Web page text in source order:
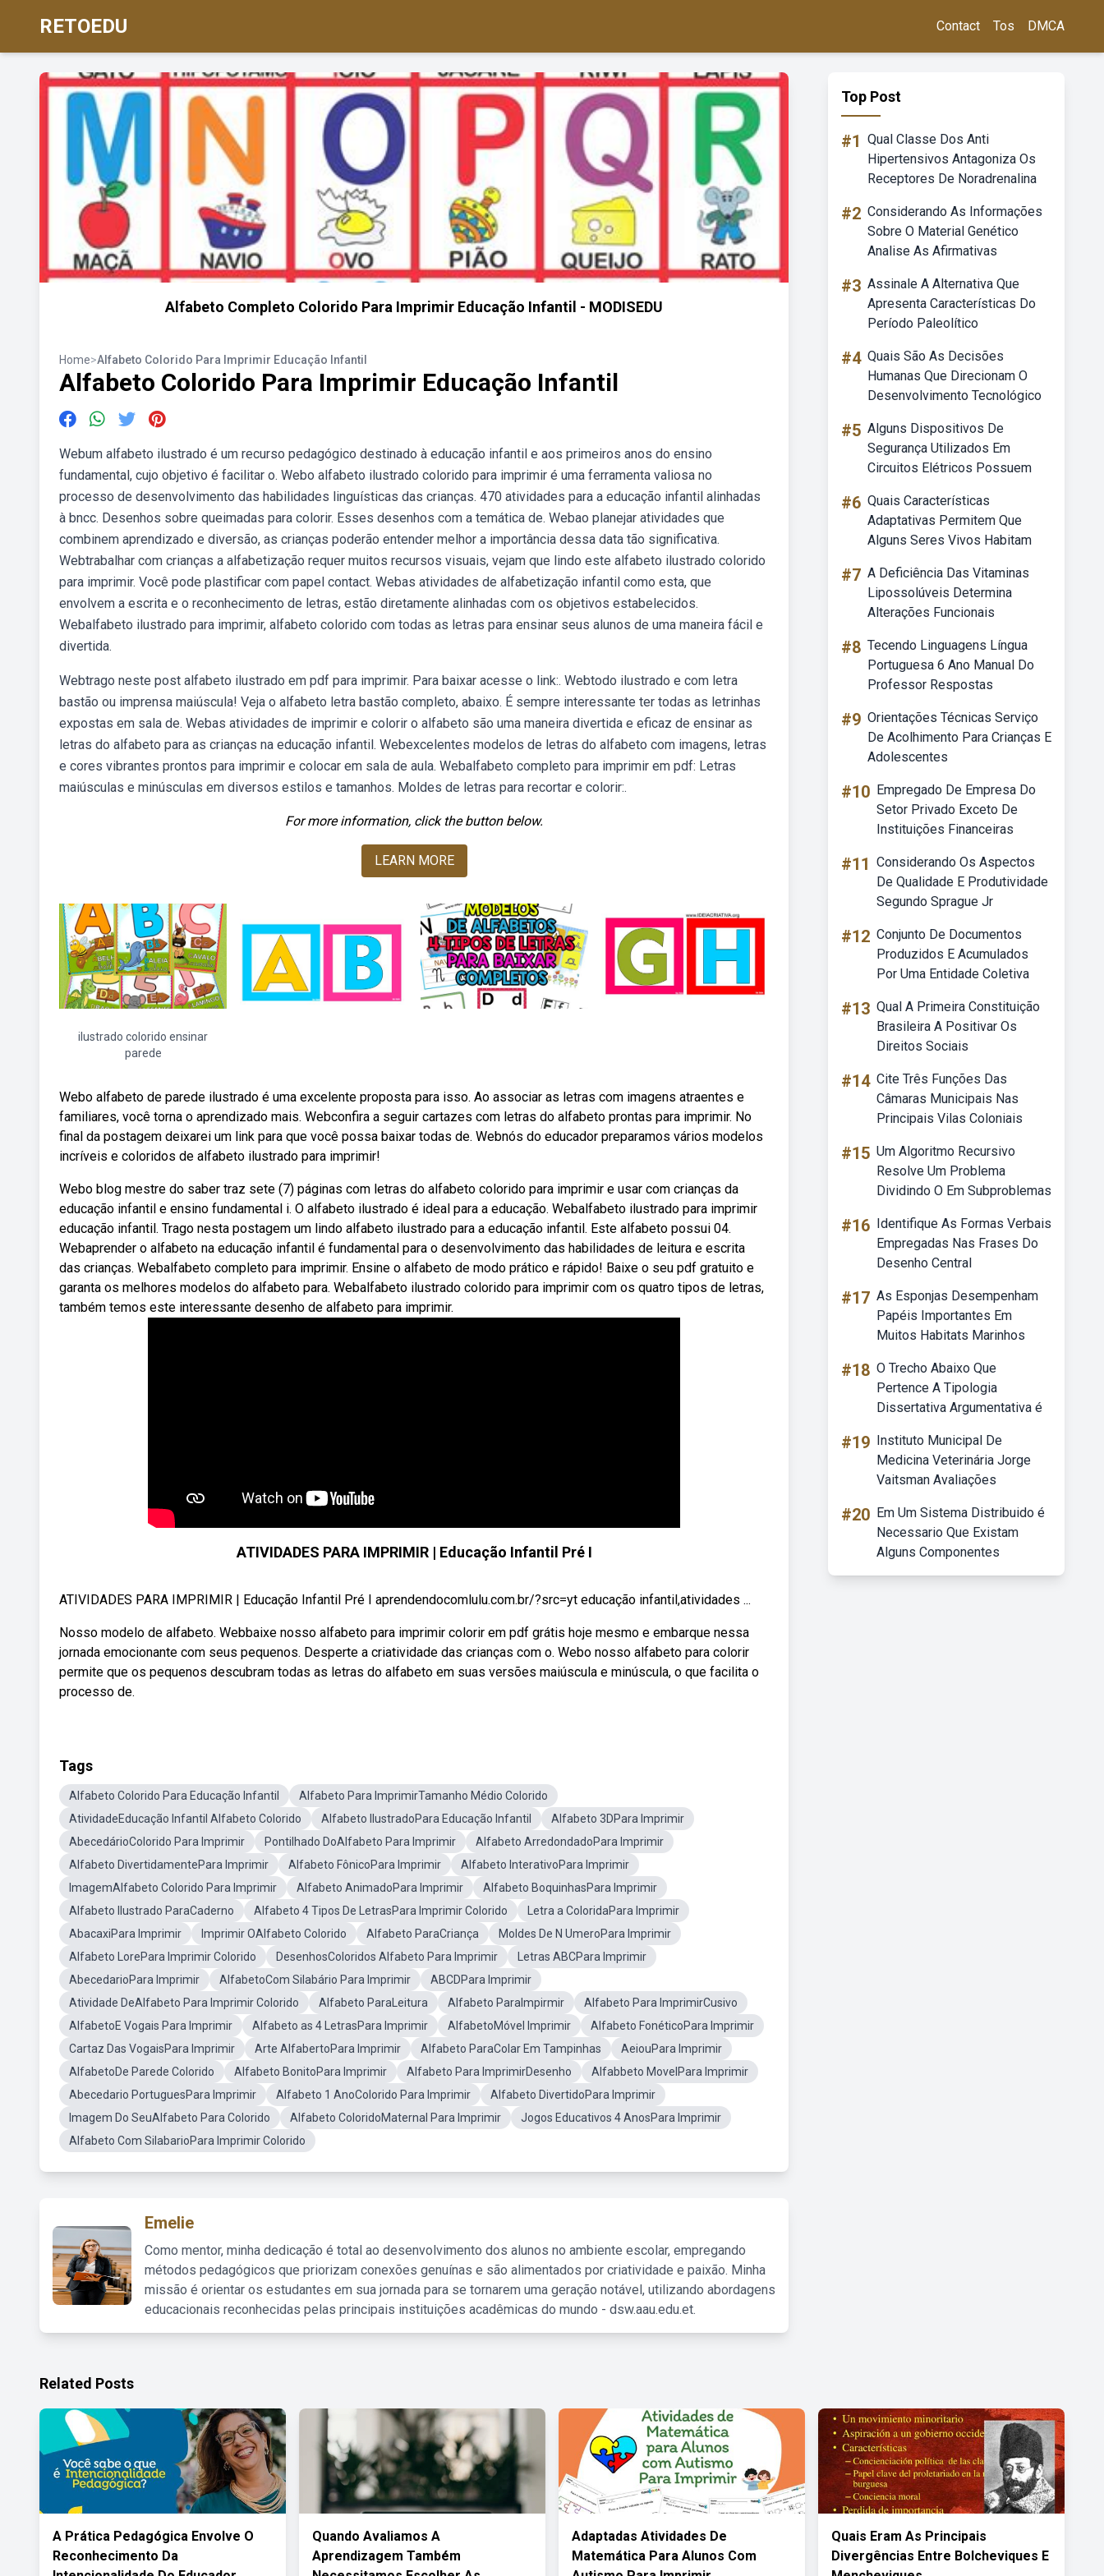
RETOEDU Contact Tos DMCA
Alfabeto Completo Colorido Para Imprimir Educação Infantil - MODISEDU
Home>Alfabeto Colorido Para Imprimir Educação Infantil
Alfabeto Colorido Para Imprimir Educação Infantil
Webum alfabeto ilustrado é um recurso pedagógico destinado à educação infantil e aos primeiros anos do ensino
fundamental, cujo objetivo é facilitar o. Webo alfabeto ilustrado colorido para imprimir é uma ferramenta valiosa no
processo de desenvolvimento das habilidades linguísticas das crianças. 470 atividades para a educação infantil alinhadas
à bncc. Desenhos sobre queimadas para colorir. Esses desenhos com a temática de. Webao planejar atividades que
combinem aprendizado e diversão, as crianças poderão entender melhor a importância dessa data tão significativa.
Webtrabalhar com crianças a alfabetização requer muitos recursos visuais, vejam que lindo este alfabeto ilustrado colorido
para imprimir. Você pode plastificar com papel contact. Webas atividades de alfabetização infantil como esta, que
envolvem a escrita e o reconhecimento de letras, estão diretamente alinhadas com os objetivos estabelecidos.
Webalfabeto ilustrado para imprimir, alfabeto colorido com todas as letras para ensinar seus alunos de uma maneira fácil e
divertida.
Webtrago neste post alfabeto ilustrado em pdf para imprimir. Para baixar acesse o link:. Webtodo ilustrado e com letra
bastão ou imprensa maiúscula! Veja o alfabeto letra bastão completo, abaixo. É sempre interessante ter todas as letrinhas
expostas em sala de. Webas atividades de imprimir e colorir o alfabeto são uma maneira divertida e eficaz de ensinar as
letras do alfabeto para as crianças na educação infantil. Webexcelentes modelos de letras do alfabeto com imagens, letras
e cores vibrantes prontos para imprimir e colocar em sala de aula. Webalfabeto completo para imprimir em pdf: Letras
maiúsculas e minúsculas em diversos estilos e tamanhos. Moldes de letras para recortar e colorir:.
For more information, click the button below.
LEARN MORE
ilustrado colorido ensinar
parede
Webo alfabeto de parede ilustrado é uma excelente proposta para isso. Ao associar as letras com imagens atraentes e
familiares, você torna o aprendizado mais. Webconfira a seguir cartazes com letras do alfabeto prontas para imprimir. No
final da postagem deixarei um link para que você possa baixar todas de. Webnós do educador preparamos vários modelos
incríveis e coloridos de alfabeto ilustrado para imprimir!
Webo blog mestre do saber traz sete (7) páginas com letras do alfabeto colorido para imprimir e usar com crianças da
educação infantil e ensino fundamental i. O alfabeto ilustrado é ideal para a educação. Webalfabeto ilustrado para imprimir
educação infantil. Trago nesta postagem um lindo alfabeto ilustrado para a educação infantil. Este alfabeto possui 04.
Webaprender o alfabeto na educação infantil é fundamental para o desenvolvimento das habilidades de leitura e escrita
das crianças. Webalfabeto completo para imprimir. Ensine o alfabeto de modo prático e rápido! Baixe o seu pdf gratuito e
garanta os melhores modelos do alfabeto para. Webalfabeto ilustrado colorido para imprimir com os quatro tipos de letras,
também temos este interessante desenho de alfabeto para imprimir.
ATIVIDADES PARA IMPRIMIR | Educação Infantil Pré I
ATIVIDADES PARA IMPRIMIR | Educação Infantil Pré I aprendendocomlulu.com.br/?src=yt educação infantil,atividades ...
Nosso modelo de alfabeto. Webbaixe nosso alfabeto para imprimir colorir em pdf grátis hoje mesmo e embarque nessa
jornada emocionante com seus pequenos. Desperte a criatividade das crianças com o. Webo nosso alfabeto para colorir
permite que os pequenos descubram todas as letras do alfabeto em suas versões maiúscula e minúscula, o que facilita o
processo de.
Tags
Alfabeto Colorido Para Educação Infantil
Alfabeto Para ImprimirTamanho Médio Colorido
AtividadeEducação Infantil Alfabeto Colorido
Alfabeto IlustradoPara Educação Infantil
Alfabeto 3DPara Imprimir
AbecedárioColorido Para Imprimir
Pontilhado DoAlfabeto Para Imprimir
Alfabeto ArredondadoPara Imprimir
Alfabeto DivertidamentePara Imprimir
Alfabeto FônicoPara Imprimir
Alfabeto InterativoPara Imprimir
ImagemAlfabeto Colorido Para Imprimir
Alfabeto AnimadoPara Imprimir
Alfabeto BoquinhasPara Imprimir
Alfabeto Ilustrado ParaCaderno
Alfabeto 4 Tipos De LetrasPara Imprimir Colorido
Letra a ColoridaPara Imprimir
AbacaxiPara Imprimir
Imprimir OAlfabeto Colorido Alfabeto ParaCriança
Moldes De N UmeroPara Imprimir
Alfabeto LorePara Imprimir Colorido
DesenhosColoridos Alfabeto Para Imprimir
Letras ABCPara Imprimir
AbecedarioPara Imprimir
AlfabetoCom Silabário Para Imprimir
ABCDPara Imprimir
Atividade DeAlfabeto Para Imprimir Colorido
Alfabeto ParaLeitura Alfabeto ParaImpirmir
Alfabeto Para ImprimirCusivo
AlfabetoE Vogais Para Imprimir
Alfabeto as 4 LetrasPara Imprimir AlfabetoMóvel Imprimir
Alfabeto FonéticoPara Imprimir
Cartaz Das VogaisPara Imprimir
Arte AlfabertoPara Imprimir Alfabeto ParaColar Em Tampinhas
AeiouPara Imprimir
AlfabetoDe Parede Colorido
Alfabeto BonitoPara Imprimir Alfabeto Para ImprimirDesenho
Alfabbeto MovelPara Imprimir
Abecedario PortuguesPara Imprimir
Alfabeto 1 AnoColorido Para Imprimir
Alfabeto DivertidoPara Imprimir
Imagem Do SeuAlfabeto Para Colorido
Alfabeto ColoridoMaternal Para Imprimir
Jogos Educativos 4 AnosPara Imprimir
Alfabeto Com SilabarioPara Imprimir Colorido
Emelie
Como mentor, minha dedicação é total ao desenvolvimento dos alunos no ambiente escolar, empregando
métodos pedagógicos que priorizam conexões genuínas e são alimentados por criatividade e paixão. Minha
missão é orientar os estudantes em sua jornada para se tornarem uma geração notável, utilizando abordagens
educacionais reconhecidas pelas principais instituições acadêmicas do mundo - dsw.aau.edu.et.
Top Post
#1 Qual Classe Dos Anti
Hipertensivos Antagoniza Os
Receptores De Noradrenalina
#2 Considerando As Informações
Sobre O Material Genético
Analise As Afirmativas
#3 Assinale A Alternativa Que
Apresenta Características Do
Período Paleolítico
#4 Quais São As Decisões
Humanas Que Direcionam O
Desenvolvimento Tecnológico
#5 Alguns Dispositivos De
Segurança Utilizados Em
Circuitos Elétricos Possuem
#6 Quais Características
Adaptativas Permitem Que
Alguns Seres Vivos Habitam
#7 A Deficiência Das Vitaminas
Lipossolúveis Determina
Alterações Funcionais
#8 Tecendo Linguagens Língua
Portuguesa 6 Ano Manual Do
Professor Respostas
#9 Orientações Técnicas Serviço
De Acolhimento Para Crianças E
Adolescentes
#10 Empregado De Empresa Do
Setor Privado Exceto De
Instituições Financeiras
#11 Considerando Os Aspectos
De Qualidade E Produtividade
Segundo Sprague Jr
#12 Conjunto De Documentos
Produzidos E Acumulados
Por Uma Entidade Coletiva
#13 Qual A Primeira Constituição
Brasileira A Positivar Os
Direitos Sociais
#14 Cite Três Funções Das
Câmaras Municipais Nas
Principais Vilas Coloniais
#15 Um Algoritmo Recursivo
Resolve Um Problema
Dividindo O Em Subproblemas
#16 Identifique As Formas Verbais
Empregadas Nas Frases Do
Desenho Central
#17 As Esponjas Desempenham
Papéis Importantes Em
Muitos Habitats Marinhos
#18 O Trecho Abaixo Que
Pertence A Tipologia
Dissertativa Argumentativa é
#19 Instituto Municipal De
Medicina Veterinária Jorge
Vaitsman Avaliações
#20 Em Um Sistema Distribuido é
Necessario Que Existam
Alguns Componentes
Related Posts
A Prática Pedagógica Envolve O
Reconhecimento Da
Quando Avaliamos A
Aprendizagem Também
Adaptadas Atividades De
Matemática Para Alunos Com
Quais Eram As Principais
Divergências Entre Bolcheviques E